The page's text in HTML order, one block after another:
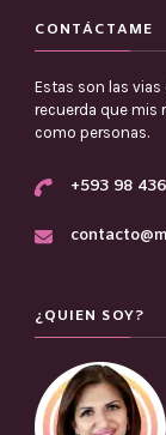
CONTÁCTAME
Estas son las
recuerda que mis
como personas.
+593 98
¿QUIEN SOY?